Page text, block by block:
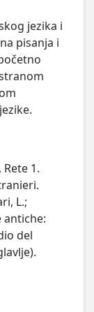
jezika i
pisanja i
Rete 1.
L.;
antiche:
del